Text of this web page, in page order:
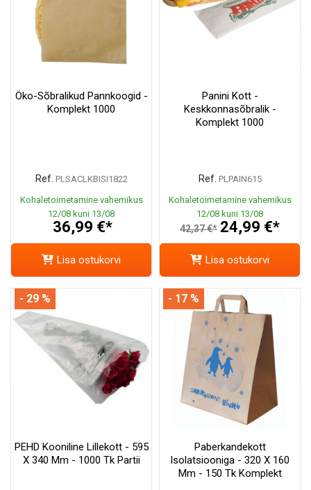
Öko-Sõbralikud Pannkoogid -
Komplekt 1000
Ref. PLSACLKBISI1822
Kohaletoimetamine vahemikus
12/08 kuni 13/08
36,99 €*
Lisa ostukorvi
Panini Kott -
Keskkonnasõbralik -
Komplekt 1000
Ref. PLPAIN615
Kohaletoimetamine vahemikus
12/08 kuni 13/08
42,37 €* 24,99 €*
Lisa ostukorvi
PEHD Kooniline Lillekott - 595
X 340 Mm - 1000 Tk Partii
- 29 %
Paberkandekott
Isolatsiooniga - 320 X 160
Mm - 150 Tk Komplekt
- 17 %